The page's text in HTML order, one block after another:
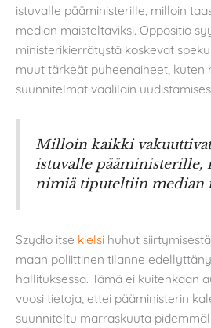
istuvalle pääministerille, milloin
median maisteltaviksi. Oppositio
ministerikierrätystä koskevat
muut tärkeät puheenaiheet, kuten
suunnitelmat vaalilain
Milloin kaikki
istuvalle pääministerille,
nimiä tiputeltiin median
Szydło itse kielsi huhut
maan poliittinen tilanne
hallituksessa. Tämä ei kuitenkaan
vuosi tietoja, ettei pääministerin
suunniteltu marraskuuta